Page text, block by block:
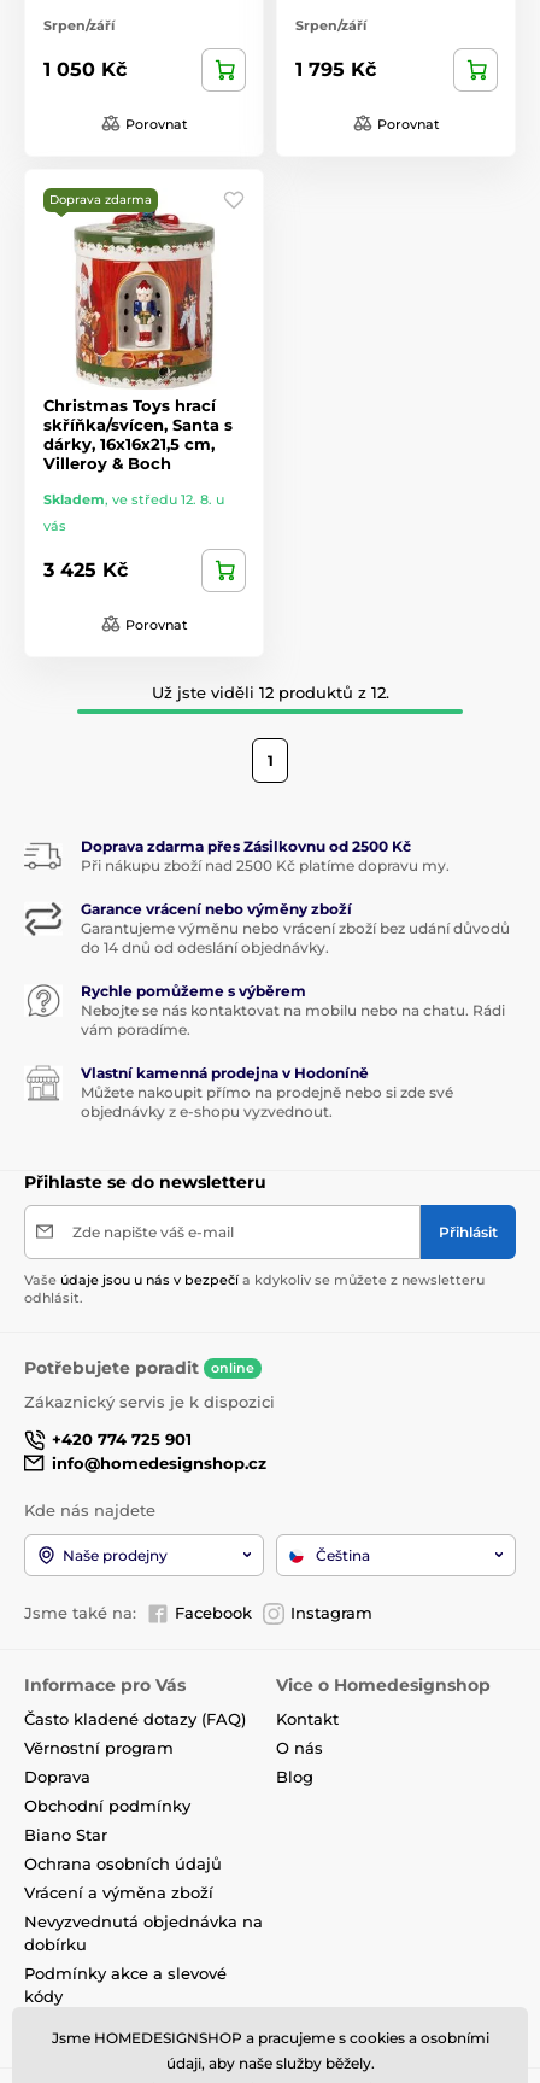
Srpen/září
1 050 Kč
Porovnat
Srpen/září
1 795 Kč
Porovnat
Doprava zdarma
Christmas Toys hrací
skříňka/svícen, Santa s
dárky, 16x16x21,5 cm,
Villeroy & Boch
Skladem, ve středu 12. 8. u
vás
3 425 Kč
Porovnat
Už jste viděli 12 produktů z 12.
1
Doprava zdarma přes Zásilkovnu od 2500 Kč
Při nákupu zboží nad 2500 Kč platíme dopravu my.
Garance vrácení nebo výměny zboží
Garantujeme výměnu nebo vrácení zboží bez udání důvodů
do 14 dnů od odeslání objednávky.
Rychle pomůžeme s výběrem
Nebojte se nás kontaktovat na mobilu nebo na chatu. Rádi
vám poradíme.
Vlastní kamenná prodejna v Hodoníně
Můžete nakoupit přímo na prodejně nebo si zde své
objednávky z e-shopu vyzvednout.
Přihlaste se do newsletteru
Zde napište váš e-mail Přihlásit
Vaše údaje jsou u nás v bezpečí a kdykoliv se můžete z newsletteru
odhlásit.
Potřebujete poradit online
Zákaznický servis je k dispozici
+420 774 725 901
info@homedesignshop.cz
Kde nás najdete
Naše prodejny Čeština
Jsme také na: Facebook Instagram
Informace pro Vás
Často kladené dotazy (FAQ)
Věrnostní program
Doprava
Obchodní podmínky
Biano Star
Ochrana osobních údajů
Vrácení a výměna zboží
Nevyzvednutá objednávka na
dobírku
Podmínky akce a slevové
kódy
Vice o Homedesignshop
Kontakt
O nás
Blog
Jsme HOMEDESIGNSHOP a pracujeme s cookies a osobními
údaji, aby naše služby běžely.